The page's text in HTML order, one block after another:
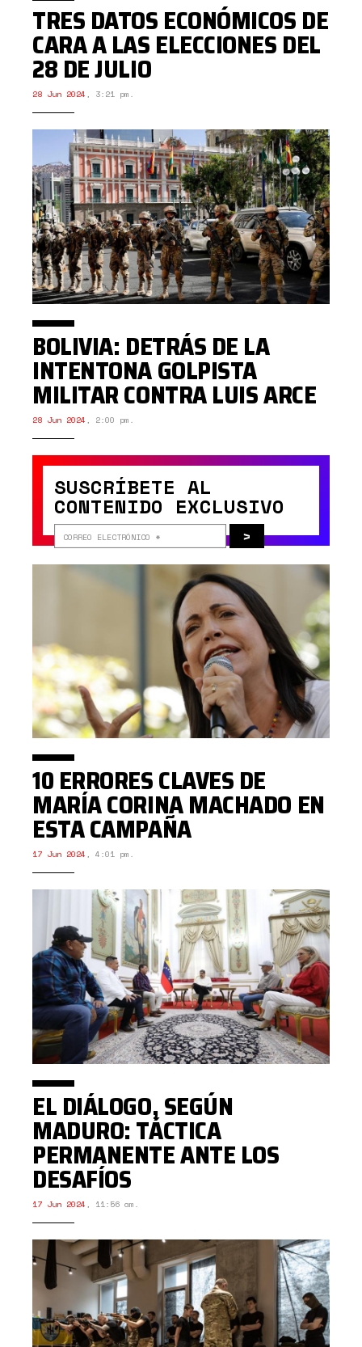
TRES DATOS ECONÓMICOS DE
CARA A LAS ELECCIONES DEL
28 DE JULIO
28 Jun 2024 , 3:21 pm.
SUSCRÍBETE AL
CONTENIDO EXCLUSIVO
>
BOLIVIA: DETRÁS DE LA
INTENTONA GOLPISTA
MILITAR CONTRA LUIS ARCE
28 Jun 2024 , 2:00 pm.
10 ERRORES CLAVES DE
MARÍA CORINA MACHADO EN
ESTA CAMPAÑA
17 Jun 2024 , 4:01 pm.
EL DIÁLOGO, SEGÚN
MADURO: TÁCTICA
PERMANENTE ANTE LOS
DESAFÍOS
17 Jun 2024 , 11:56 am.